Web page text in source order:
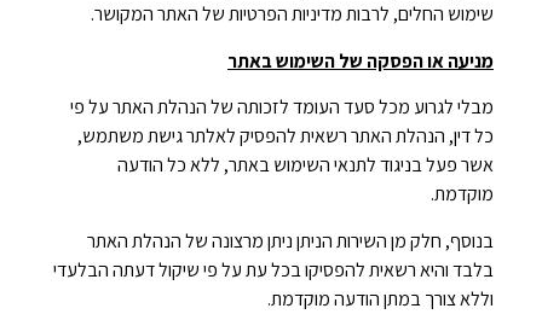
שימוש החלים, לרבות מדיניות הפרטיות של האתר המקושר.
מניעה או הפסקה של השימוש באתר
מבלי לגרוע מכל סעד העומד לזכותה של הנהלת האתר על פי
כל דין, הנהלת האתר רשאית להפסיק לאלתר גישת משתמש,
אשר פעל בניגוד לתנאי השימוש באתר, ללא כל הודעה
מוקדמת.
בנוסף, חלק מן השירות הניתן ניתן מרצונה של הנהלת האתר
בלבד והיא רשאית להפסיקו בכל עת על פי שיקול דעתה הבלעדי
וללא צורך במתן הודעה מוקדמת.